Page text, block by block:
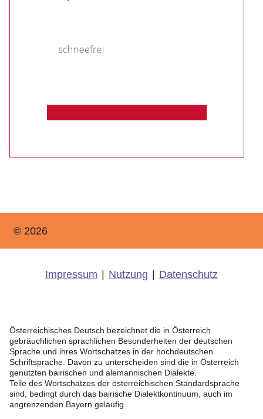
© 2026
Impressum Nutzung Datenschutz
Österreichisches Deutsch bezeichnet die in Österreich
gebräuchlichen sprachlichen Besonderheiten der deutschen
Sprache und ihres Wortschatzes in der hochdeutschen
Schriftsprache. Davon zu unterscheiden sind die in Österreich
genutzten bairischen und alemannischen Dialekte.
Teile des Wortschatzes der österreichischen Standardsprache
sind, bedingt durch das bairische Dialektkontinuum, auch im
angrenzenden Bayern geläufig.